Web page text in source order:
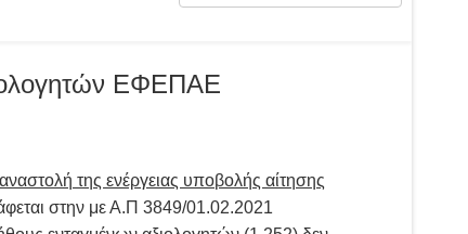
ΕΦΕΠΑΕ
αναστολή της ενέργειας υποβολής αίτησης
στην με Α.Π 3849/01.02.2021